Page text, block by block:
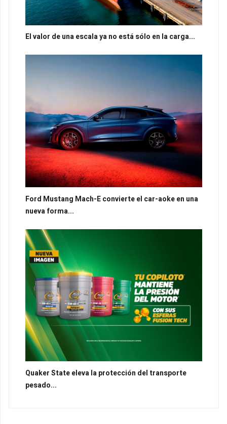
El valor de una escala ya no está sólo en la carga...
Ford Mustang Mach-E convierte el car-aoke en una
nueva forma...
Quaker State eleva la protección del transporte
pesado...